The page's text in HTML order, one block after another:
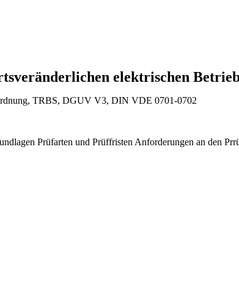
elektrischen
TRBS, DGUV V3, DIN VDE 0701-0702
Prüfarten und Prüffristen Anforderungen an den